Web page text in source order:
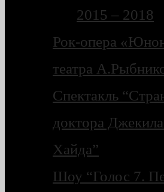
2015 – 2018
Рок-опера
театра
Спектакль
доктора
Хайда”
Шоу “Голос 7.